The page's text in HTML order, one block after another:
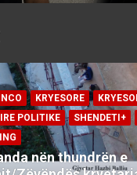
KRYESORE
POLITIKE SHENDETI+
nën thundrën e